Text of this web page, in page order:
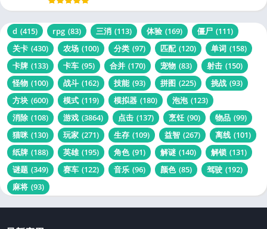
d (415) rpg (83) 三消 (113) 体验 (169) 僵尸 (111)
关卡 (430) 农场 (100) 分类 (97) 匹配 (120) 单词 (158)
卡牌 (133) 卡车 (95) 合并 (170) 宠物 (83) 射击 (150)
怪物 (100) 战斗 (162) 技能 (93) 拼图 (225) 挑战 (93)
方块 (600) 模式 (119) 模拟器 (180) 泡泡 (123)
消除 (108) 游戏 (3864) 点击 (137) 烹饪 (90) 物品 (99)
猫咪 (130) 玩家 (271) 生存 (109) 益智 (267) 离线 (101)
纸牌 (188) 英雄 (195) 角色 (91) 解谜 (140) 解锁 (131)
谜题 (349) 赛车 (122) 音乐 (96) 颜色 (85) 驾驶 (192)
麻将 (93)